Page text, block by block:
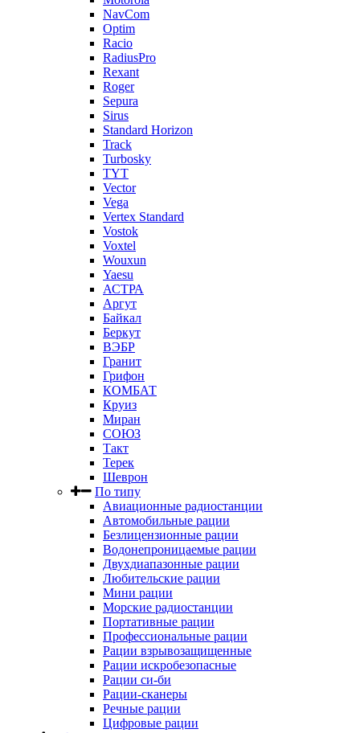
NavCom
Optim
Racio
RadiusPro
Rexant
Roger
Sepura
Sirus
Standard Horizon
Track
Turbosky
TYT
Vector
Vega
Vertex Standard
Vostok
Voxtel
Wouxun
Yaesu
АСТРА
Аргут
Байкал
Беркут
ВЭБР
Гранит
Грифон
КОМБАТ
Круиз
Миран
СОЮЗ
Такт
Терек
Шеврон
По типу
Авиационные радиостанции
Автомобильные рации
Безлицензионные рации
Водонепроницаемые рации
Двухдиапазонные рации
Любительские рации
Мини рации
Морские радиостанции
Портативные рации
Профессиональные рации
Рации взрывозащищенные
Рации искробезопасные
Рации си-би
Рации-сканеры
Речные рации
Цифровые рации